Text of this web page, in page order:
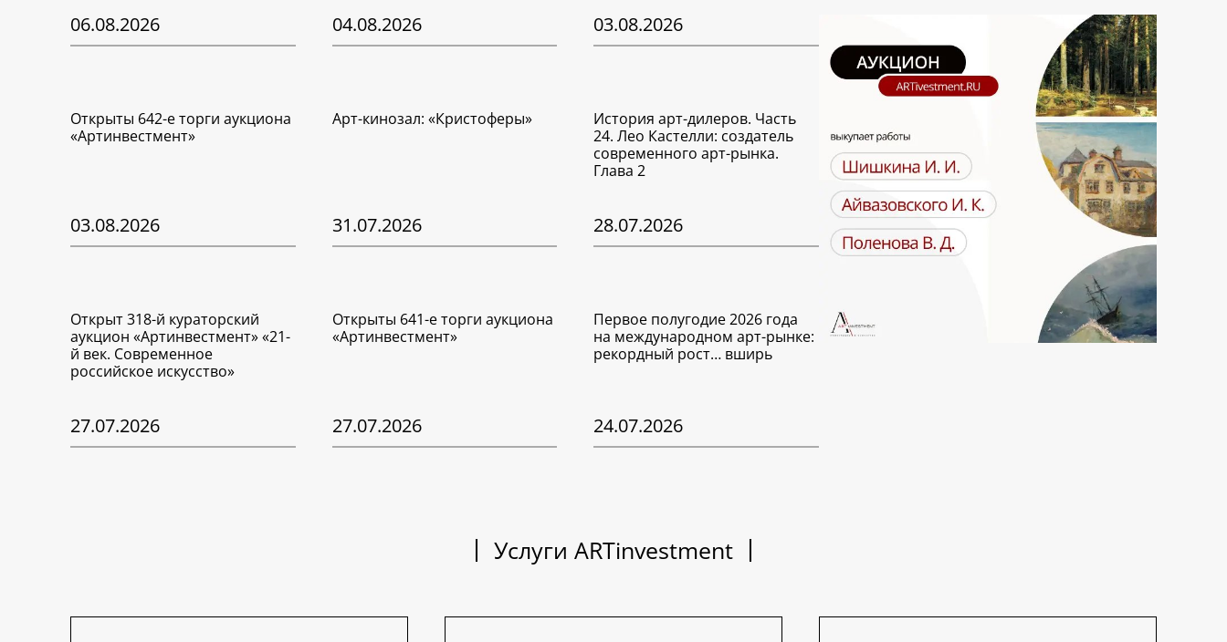
06.08.2026 04.08.2026 03.08.2026
Открыты 642-е торги аукциона
«Артинвестмент»
03.08.2026
Арт-кинозал: «Кристоферы»
31.07.2026
История арт-дилеров. Часть
24. Лео Кастелли: создатель
современного арт-рынка.
Глава 2
28.07.2026
Открыт 318-й кураторский
аукцион «Артинвестмент» «21-
й век. Современное
российское искусство»
27.07.2026
Открыты 641-е торги аукциона
«Артинвестмент»
27.07.2026
Первое полугодие 2026 года
на международном арт-рынке:
рекордный рост… вширь
24.07.2026
Услуги ARTinvestment